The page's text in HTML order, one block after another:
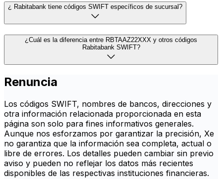
¿ Rabitabank tiene códigos SWIFT específicos de sucursal?
¿Cuál es la diferencia entre RBTAAZ22XXX y otros códigos
Rabitabank SWIFT?
Renuncia
Los códigos SWIFT, nombres de bancos, direcciones y
otra información relacionada proporcionada en esta
página son solo para fines informativos generales.
Aunque nos esforzamos por garantizar la precisión, Xe
no garantiza que la información sea completa, actual o
libre de errores. Los detalles pueden cambiar sin previo
aviso y pueden no reflejar los datos más recientes
disponibles de las respectivas instituciones financieras.